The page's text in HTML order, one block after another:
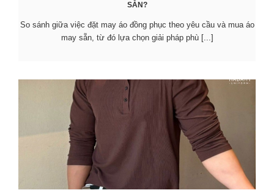
SẴN?
So sánh giữa việc đặt may áo đồng phục theo yêu cầu và mua áo
may sẵn, từ đó lựa chọn giải pháp phù [...]